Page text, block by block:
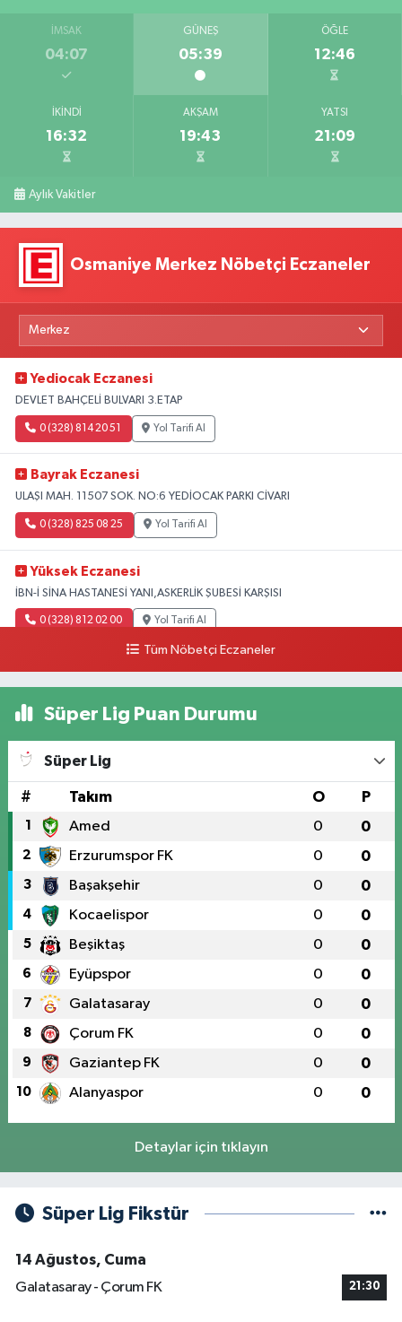
İMSAK
04:07
GÜNEŞ
05:39
ÖĞLE
12:46
İKINDI
16:32
AKŞAM
19:43
YATSI
21:09
Aylık Vakitler
Osmaniye Merkez Nöbetçi Eczaneler
Yediocak Eczanesi
DEVLET BAHÇELİ BULVARI 3.ETAP
0 (328) 814 20 51 Yol Tarifi Al
Bayrak Eczanesi
ULAŞI MAH. 11507 SOK. NO:6 YEDİOCAK PARKI CİVARI
0 (328) 825 08 25 Yol Tarifi Al
Yüksek Eczanesi
İBN-İ SİNA HASTANESİ YANI,ASKERLİK ŞUBESİ KARŞISI
0 (328) 812 02 00 Yol Tarifi Al
Tüm Nöbetçi Eczaneler
Süper Lig Puan Durumu
Süper Lig
# Takım O P
1 Amed 0 0
2 Erzurumspor FK 0 0
3 Başakşehir 0 0
4 Kocaelispor 0 0
5 Beşiktaş 0 0
6 Eyüpspor 0 0
7 Galatasaray 0 0
8 Çorum FK 0 0
9 Gaziantep FK 0 0
10 Alanyaspor 0 0
Detaylar için tıklayın
Süper Lig Fikstür
14 Ağustos, Cuma
Galatasaray - Çorum FK
21:30